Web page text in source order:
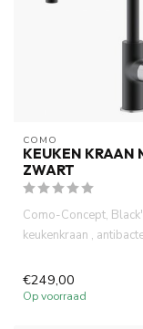
COMO
KEUKEN KRAAN
ZWART
Como-Concept,
keukenkraan ,
€249,00
Op voorraad